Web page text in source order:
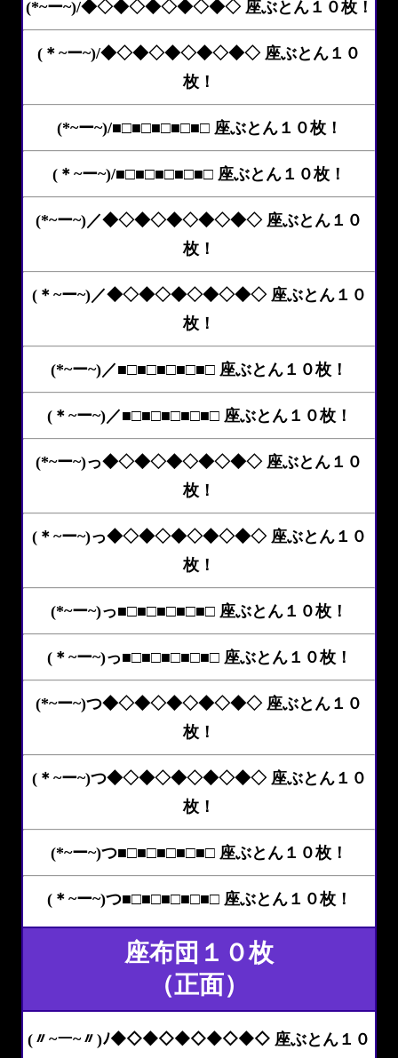
(*~ー~)/◆◇◆◇◆◇◆◇◆◇ 座ぶとん１０枚！
(＊~ー~)/◆◇◆◇◆◇◆◇◆◇ 座ぶとん１０
枚！
(*~ー~)/■□■□■□■□■□ 座ぶとん１０枚！
(＊~ー~)/■□■□■□■□■□ 座ぶとん１０枚！
(*~ー~)／◆◇◆◇◆◇◆◇◆◇ 座ぶとん１０
枚！
(＊~ー~)／◆◇◆◇◆◇◆◇◆◇ 座ぶとん１０
枚！
(*~ー~)／■□■□■□■□■□ 座ぶとん１０枚！
(＊~ー~)／■□■□■□■□■□ 座ぶとん１０枚！
(*~ー~)っ◆◇◆◇◆◇◆◇◆◇ 座ぶとん１０
枚！
(＊~ー~)っ◆◇◆◇◆◇◆◇◆◇ 座ぶとん１０
枚！
(*~ー~)っ■□■□■□■□■□ 座ぶとん１０枚！
(＊~ー~)っ■□■□■□■□■□ 座ぶとん１０枚！
(*~ー~)つ◆◇◆◇◆◇◆◇◆◇ 座ぶとん１０
枚！
(＊~ー~)つ◆◇◆◇◆◇◆◇◆◇ 座ぶとん１０
枚！
(*~ー~)つ■□■□■□■□■□ 座ぶとん１０枚！
(＊~ー~)つ■□■□■□■□■□ 座ぶとん１０枚！
座布団１０枚
（正面）
(〃~ー~〃)ﾉ◆◇◆◇◆◇◆◇◆◇ 座ぶとん１０